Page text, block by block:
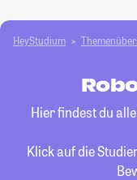
HeyStudium
Hier findest du
Klick auf die